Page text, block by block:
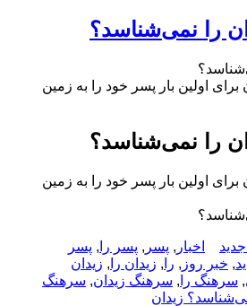
را نمی‌شناسد؟
اولین بار پسر خود را به زمین
را نمی‌شناسد؟
اولین بار پسر خود را به زمین
برچسب‌ها
اخبار , پسر , پسر را , پسر
, خبر روز , را , زیدان را , زیدان
, سرهنگ را , سرهنگ زیدان, سرهنگ
زیدان